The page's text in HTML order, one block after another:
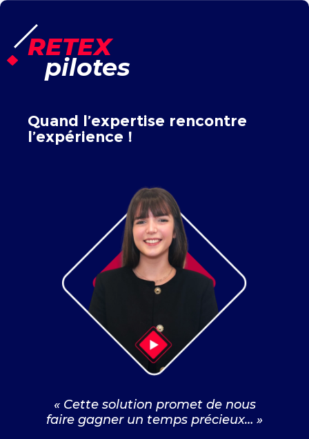
RETEX
pilotes
Quand l’expertise rencontre
l’expérience !
« Cette solution promet de nous
faire gagner un temps précieux… »